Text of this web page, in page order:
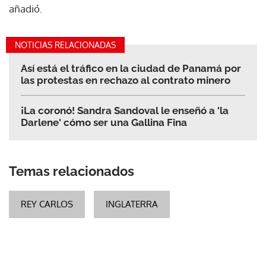
añadió.
NOTICIAS RELACIONADAS
Así está el tráfico en la ciudad de Panamá por
las protestas en rechazo al contrato minero
¡La coronó! Sandra Sandoval le enseñó a 'la
Darlene' cómo ser una Gallina Fina
Temas relacionados
REY CARLOS INGLATERRA